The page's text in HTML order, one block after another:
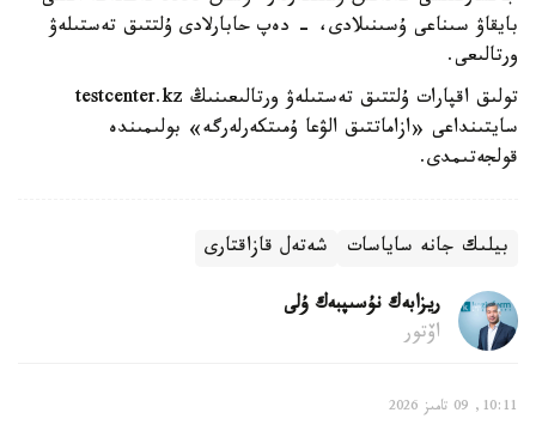
بايقاۋ سىناعى ۇسىنىلادى، - دەپ حابارلادى ۇلتتىق تەستىلەۋ
ورتالىعى.
تولىق اقپارات ۇلتتىق تەستىلەۋ ورتالىعىنىڭ testcenter.kz
سايتىنداعى «ازاماتتىق الۋعا ۇمىتكەرلەرگە» بولىمىندە
قولجەتىمدى.
بيلىك جانە ساياسات شەتەل قازاقتارى
ريزابەك نۇسىپبەك ۇلى
اۆتور
10:11, 09 تامىز 2026